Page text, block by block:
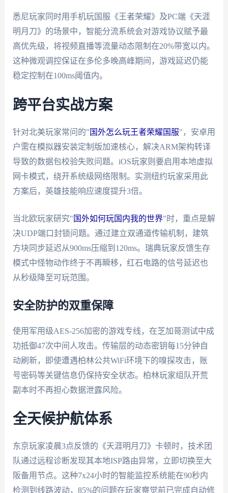
悉尼玩家同时用手机玩国服《王者荣耀》及PC端《天涯
明月刀》的场景中，智能分流系统会对游戏协议赋予最
高优先级，将视频直播等流量动态限制在20%带宽以内。
这种微观调控保证在多伦多晚高峰期间，游戏延迟仍能
稳定控制在100ms阈值内。
跨平台实战方案
针对北美玩家常问的" 国外怎么玩王者荣耀国服"，安卓用
户需在模拟器安装定制版加速核心，解决ARM架构转译
导致的数据包校验失败问题。iOS玩家则要启用本地虚拟
网卡模式，绕开系统级网络限制。实测纽约玩家采用此
方案后，英雄技能响应速度提升3倍。
当北欧玩家研究" 国外如何玩国内我的世界"时，重点是解
决UDP端口封锁问题。通过建立双通道传输机制，建筑
方块同步延迟从900ms压缩到120ms。瑞典玩家反馈生存
模式中怪物动作终于不再瞬移，红石电路的信号延迟也
从秒级降至可玩范围。
安全防护的双重保障
使用军用级AES-256加密的游戏专线，在芝加哥测试中成
功抵御47次中间人攻击。传输层的动态密钥每15分钟自
动刷新，即使遭遇柏林公共WiFi环境下的嗅探攻击，账
号密码等关键信息仍保持安全状态。柏林玩家组队开荒
副本时不再担心数据泄露风险。
全天候护航体系
东京玩家凌晨3点反馈的《天涯明月刀》卡顿时，技术团
队通过远程诊断发现其本地ISP路由异常，立即切换至大
阪备用节点。这种7x24小时的智能监控系统能在90秒内
检测到线路波动，85%的问题在玩家察觉前已完成自动修